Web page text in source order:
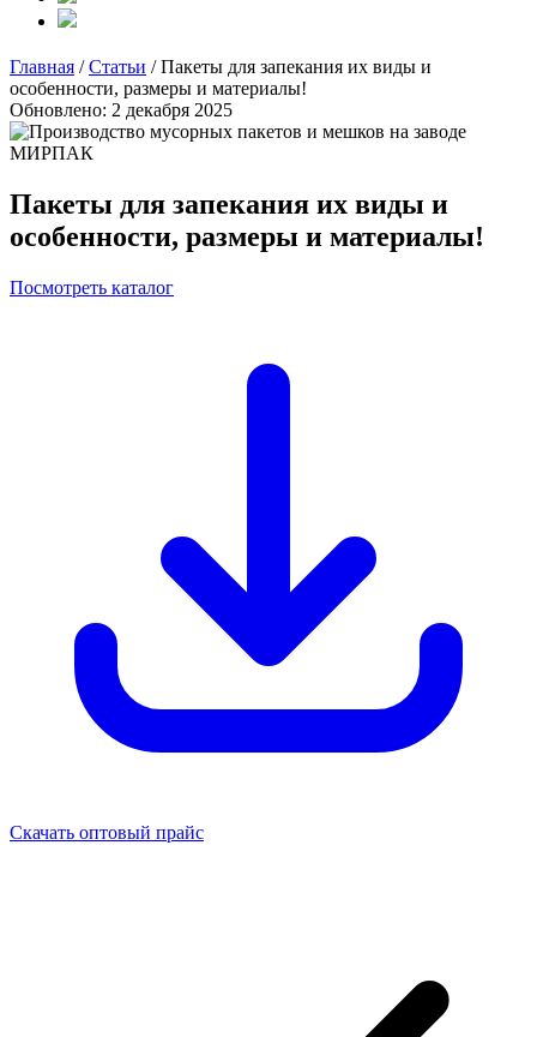
Главная /Статьи /Пакеты для запекания их виды и
особенности, размеры и материалы!
Обновлено: 2 декабря 2025
Пакеты для запекания их виды и
особенности, размеры и материалы!
Посмотреть каталог
Скачать оптовый прайс